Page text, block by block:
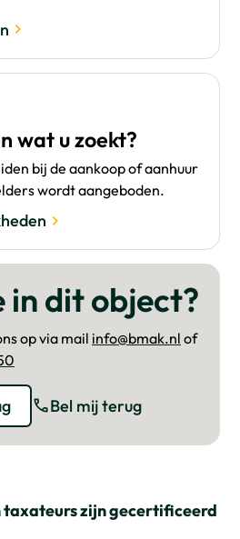
heeft dan kunt u voor een
ons opnemen via
30 40 50 of mail naar
in dit object?
op via mail info@bmak.nl of
Bel mij terug
wat u zoekt?
bij de aankoop of aanhuur
wordt aangeboden.
taxateurs zijn gecertificeerd